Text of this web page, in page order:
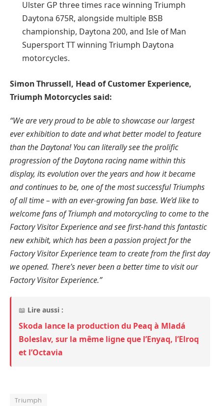
Ulster GP three times race winning Triumph
Daytona 675R, alongside multiple BSB
championship, Daytona 200, and Isle of Man
Supersport TT winning Triumph Daytona
motorcycles.
Simon Thrussell, Head of Customer Experience,
Triumph Motorcycles said:
“We are very proud to be able to showcase our largest
ever exhibition to date and what better model to feature
than the Daytona! You can literally see the prolific
progression of the Daytona racing name within this
display, its evolution over the years and how it became
and continues to be, one of the most successful Triumphs
of all time – with an ever-growing fan base. We’d like to
welcome fans of Triumph and motorcycling to come to the
Factory Visitor Experience and see first-hand this fantastic
new exhibit, which has been a passion project for the
Factory Visitor Experience team to create from the first day
we opened. There’s never been a better time to visit our
Factory Visitor Experience.”
📖 Lire aussi :
Skoda lance la production du Peaq à Mladá
Boleslav, sur la même ligne que l’Enyaq, l’Elroq
et l’Octavia
Triumph